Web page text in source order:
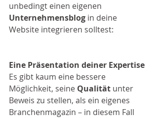
unbedingt einen eigenen
Unternehmensblog in deine
Website integrieren solltest:
Eine Präsentation deiner Expertise
Es gibt kaum eine bessere
Möglichkeit, seine Qualität unter
Beweis zu stellen, als ein eigenes
Branchenmagazin – in diesem Fall